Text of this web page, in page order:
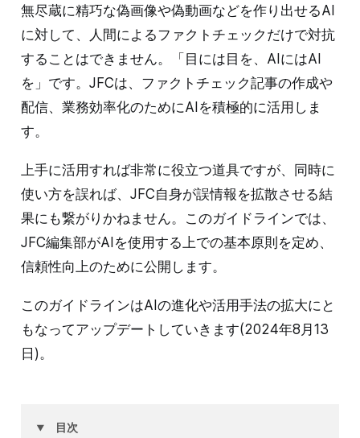
無尽蔵に精巧な偽画像や偽動画などを作り出せるAI
に対して、人間によるファクトチェックだけで対抗
することはできません。「目には目を、AIにはAI
を」です。JFCは、ファクトチェック記事の作成や
配信、業務効率化のためにAIを積極的に活用しま
す。
上手に活用すれば非常に役立つ道具ですが、同時に
使い方を誤れば、JFC自身が誤情報を拡散させる結
果にも繋がりかねません。このガイドラインでは、
JFC編集部がAIを使用する上での基本原則を定め、
信頼性向上のために公開します。
このガイドラインはAIの進化や活用手法の拡大にと
もなってアップデートしていきます(2024年8月13
日)。
目次